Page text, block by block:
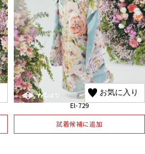
お気に入り
El-729
試着候補に追加